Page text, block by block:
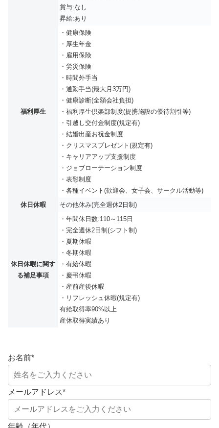
賞与:なし
昇給:あり
福利厚生
・健康保険
・厚⽣年⾦
・雇⽤保険
・労災保険
・時間外⼿当
・通勤⼿当(最⼤⽉3万円)
・健康診断(全額会社負担)
・福利厚⽣倶楽部制度(提携施設の優待割引等)
・引越し交付⾦制度(規定有)
・結婚出産お祝⾦制度
・クリスマスプレゼント(規定有)
・キャリアアップ⽀援制度
・ジョブローテーション制度
・表彰制度
・各種イベント(歓迎会、⼥⼦会、サークル活動等)
休日休暇
その他休み(完全週休2日制)
休日休暇に関す
る補足事項
・年間休日数:110～115日
・完全週休2日制(シフト制)
・夏期休暇
・冬期休暇
・有給休暇
・慶弔休暇
・産前産後休暇
・リフレッシュ休暇(規定有)
有給取得率90%以上
産休取得実績あり
お名前*
メールアドレス*
年齢（年代）